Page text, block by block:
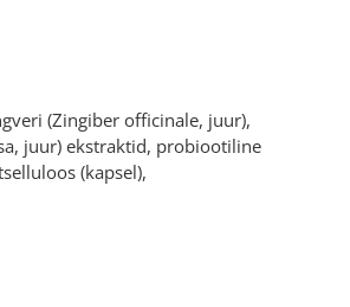
(Zingiber officinale, juur),
juur) ekstraktid, probiootiline
(kapsel),